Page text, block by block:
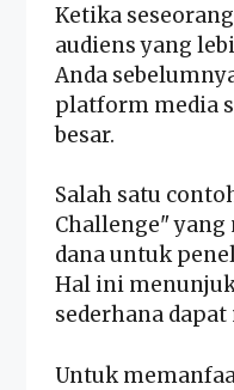
Ketika
audiens yang
Anda
platform media
besar.
Salah satu
Challenge"
dana untuk
Hal ini
sederhana
Untuk